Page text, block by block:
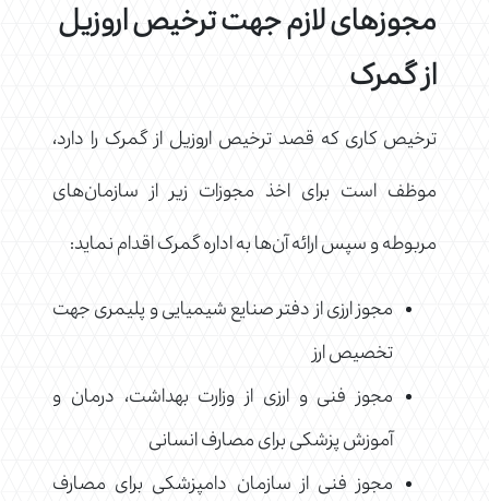
مجوزهای لازم جهت ترخیص اروزیل
از گمرک
ترخیص کاری که قصد ترخیص اروزیل از گمرک را دارد،
موظف است برای اخذ مجوزات زیر از سازمان‌های
مربوطه و سپس ارائه آن‌ها به اداره گمرک اقدام نماید:
مجوز ارزی از دفتر صنایع شیمیایی و پلیمری جهت
تخصیص ارز
مجوز فنی و ارزی از وزارت بهداشت، درمان و
آموزش پزشکی برای مصارف انسانی
مجوز فنی از سازمان دامپزشکی برای مصارف